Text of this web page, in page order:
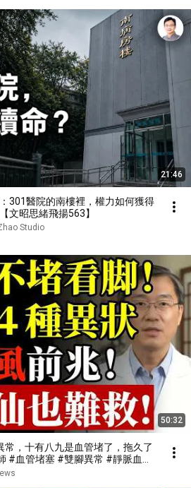
21:46
301醫院的南樓裡，權力如何獲得
文昭思緒飛揚563】
Studio
50:32
常，十有八九是血管堵了，拖久了
#血管堵塞 #雙腳異常 #靜脈血栓
#猝死預防 #血液循環 #健康誤